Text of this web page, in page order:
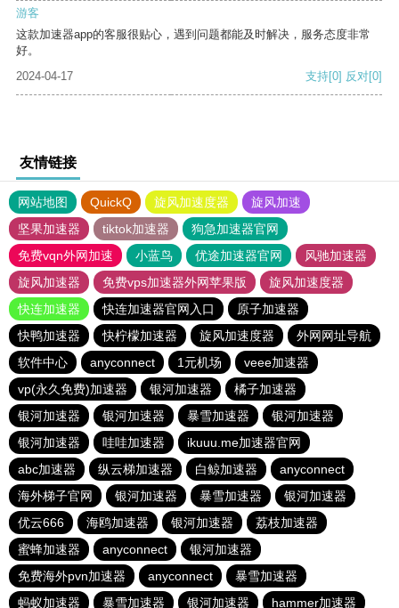
游客
这款加速器app的客服很贴心，遇到问题都能及时解决，服务态度非常
好。
2024-04-17
支持[0] 反对[0]
友情链接
网站地图 QuickQ 旋风加速度器
旋风加速
坚果加速器
tiktok加速器
狗急加速器官网
免费vqn外网加速
小蓝鸟 优途加速器官网
风驰加速器
旋风加速器
免费vps加速器外网苹果版
旋风加速度器
快连加速器
快连加速器官网入口
原子加速器
快鸭加速器
快柠檬加速器 旋风加速度器
外网网址导航
软件中心
anyconnect 1元机场
veee加速器
vp(永久免费)加速器
银河加速器
橘子加速器
银河加速器
银河加速器 暴雪加速器
银河加速器
银河加速器
哇哇加速器
ikuuu.me加速器官网
abc加速器
纵云梯加速器 白鲸加速器
anyconnect
海外梯子官网
银河加速器 暴雪加速器
银河加速器
优云666
海鸥加速器 银河加速器
荔枝加速器
蜜蜂加速器
anyconnect
银河加速器
免费海外pvn加速器
anyconnect
暴雪加速器
蚂蚁加速器
暴雪加速器 银河加速器 hammer加速器